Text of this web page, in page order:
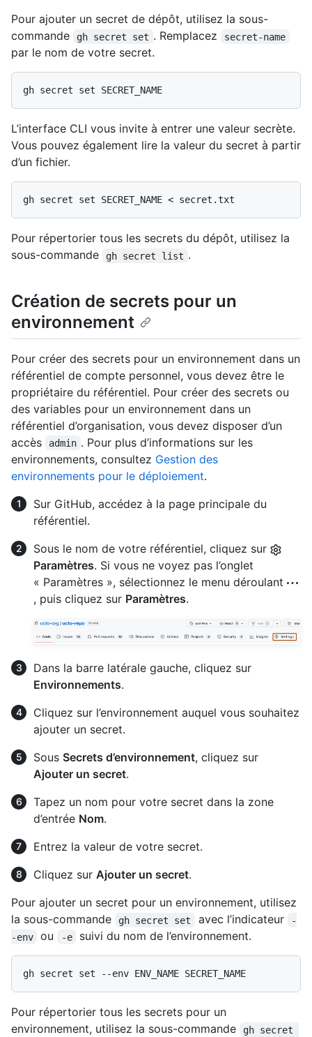
Pour ajouter un secret de dépôt, utilisez la sous-
commande
gh secret set . Remplacez secret-name
par le nom de votre secret.
L’interface CLI vous invite à entrer une valeur secrète.
Vous pouvez également lire la valeur du secret à partir
d’un fichier.
Pour répertorier tous les secrets du dépôt, utilisez la
sous-commande
gh secret list .
Création de secrets pour un
environnement
Pour créer des secrets pour un environnement dans un
référentiel de compte personnel, vous devez être le
propriétaire du référentiel. Pour créer des secrets ou
des variables pour un environnement dans un
référentiel d’organisation, vous devez disposer d’un
accès
admin . Pour plus d’informations sur les
environnements, consultez Gestion des
environnements pour le déploiement.
Sur GitHub, accédez à la page principale du
référentiel.
Sous le nom de votre référentiel, cliquez sur
Paramètres. Si vous ne voyez pas l’onglet
« Paramètres », sélectionnez le menu déroulant
, puis cliquez sur Paramètres.
Dans la barre latérale gauche, cliquez sur
Environnements.
Cliquez sur l’environnement auquel vous souhaitez
ajouter un secret.
Sous Secrets d’environnement, cliquez sur
Ajouter un secret.
Tapez un nom pour votre secret dans la zone
d’entrée Nom.
Entrez la valeur de votre secret.
Cliquez sur Ajouter un secret.
Pour ajouter un secret pour un environnement, utilisez
la sous-commande
gh secret set avec l’indicateur
-
-env
ou -e suivi du nom de l’environnement.
Pour répertorier tous les secrets pour un
environnement, utilisez la sous-commande
gh secret